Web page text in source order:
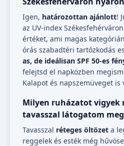
Igen, határozottan ajánlott!
az UV-index
értéket, ami magas
órás szabadtéri tartózkodás
as, de ideálisan SPF 50-es
felejtsd el napközben
Kalapot és napszemüveget is
Milyen ruházatot vigyek
tavasszal látogatom
Tavasszal réteges öltözet a
reggelek és esték még